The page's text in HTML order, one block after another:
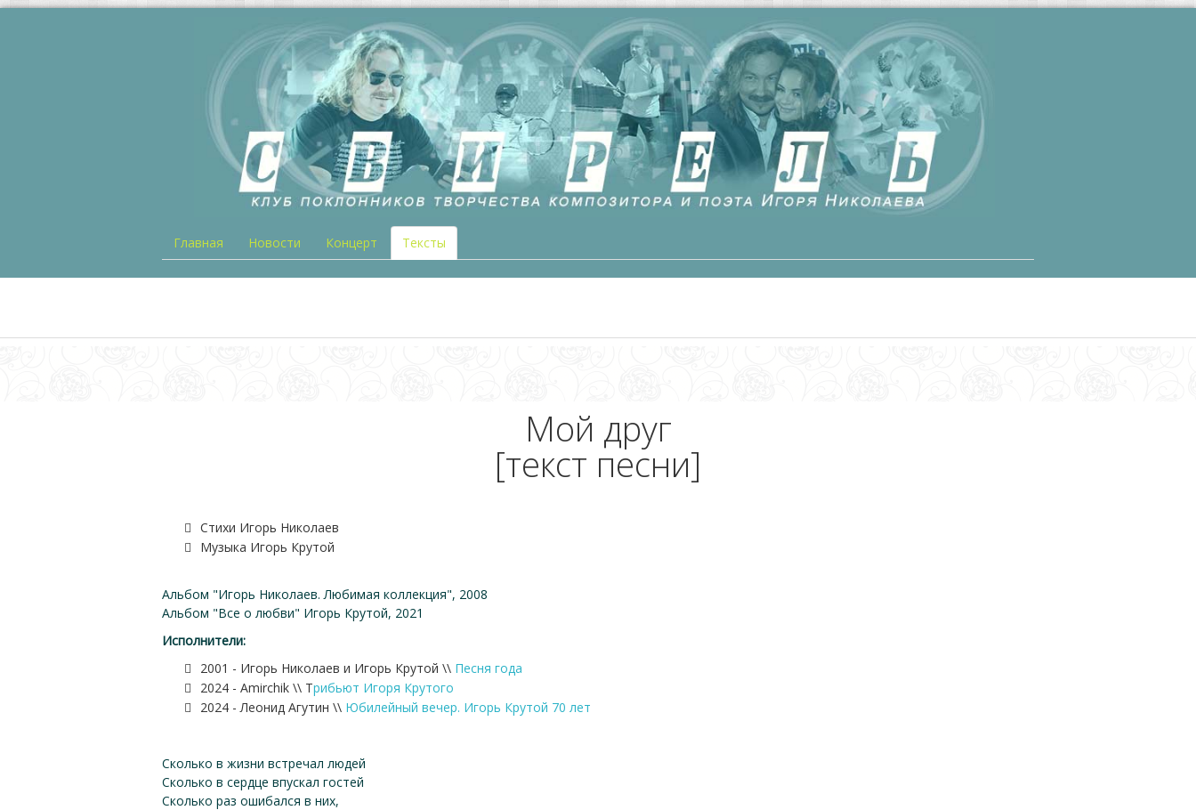
Главная Новости Концерт Тексты
Мой друг
[текст песни]
Стихи Игорь Николаев
Музыка Игорь Крутой
Альбом "Игорь Николаев. Любимая коллекция", 2008
Альбом "Все о любви" Игорь Крутой, 2021
Исполнители:
2001 - Игорь Николаев и Игорь Крутой \\ Песня года
2024 - Amirchik \\ Трибьют Игоря Крутого
2024 - Леонид Агутин \\ Юбилейный вечер. Игорь Крутой 70 лет
Сколько в жизни встречал людей
Сколько в сердце впускал гостей
Сколько раз ошибался в них,